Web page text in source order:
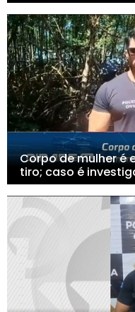
Corpo de mulher é
tiro; caso é